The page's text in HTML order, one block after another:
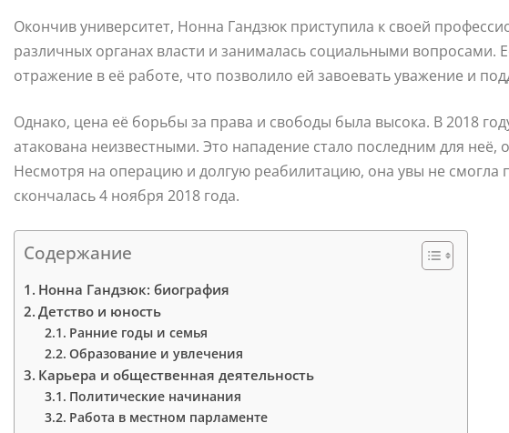
Окончив университет, Нонна Гандзюк приступила к своей
различных органах власти и занималась социальными вопросами.
отражение в её работе, что позволило ей завоевать уважение и
Однако, цена её борьбы за права и свободы была высока. В 2018
атакована неизвестными. Это нападение стало последним для неё,
Несмотря на операцию и долгую реабилитацию, она увы не
скончалась 4 ноября 2018 года.
Содержание
Нонна Гандзюк: биография
Детство и юность
Ранние годы и семья
Образование и увлечения
Карьера и общественная деятельность
Политические начинания
Работа в местном парламенте